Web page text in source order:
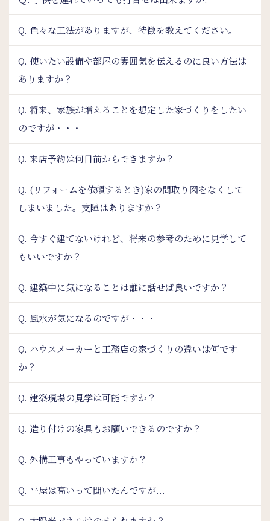
Q. 色々な工法がありますが、特徴を教えてください。
Q. 使いたい設備や部屋の雰囲気を伝えるのに良い方法は
ありますか？
Q. 将来、家族が増えることを想定した家づくりをしたい
のですが・・・
Q. 来店予約は何日前からできますか？
Q. (リフォームを依頼するとき)家の間取り図をなくして
しまいました。支障はありますか？
Q. 今すぐ建てないけれど、将来の参考のために見学して
もいいですか？
Q. 建築中に気になることは誰に話せば良いですか？
Q. 風水が気になるのですが・・・
Q. ハウスメーカーと工務店の家づくりの違いは何です
か？
Q. 建築現場の見学は可能ですか？
Q. 造り付けの家具もお願いできるのですか？
Q. 外構工事もやっていますか？
Q. 平屋は高いって聞いたんですが...